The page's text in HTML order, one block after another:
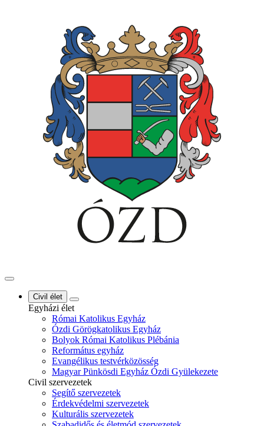
Civil élet
Egyházi élet
Római Katolikus Egyház
Ózdi Görögkatolikus Egyház
Bolyok Római Katolikus Plébánia
Református egyház
Evangélikus testvérközösség
Magyar Pünkösdi Egyház Ózdi Gyülekezete
Civil szervezetek
Segítő szervezetek
Érdekvédelmi szervezetek
Kulturális szervezetek